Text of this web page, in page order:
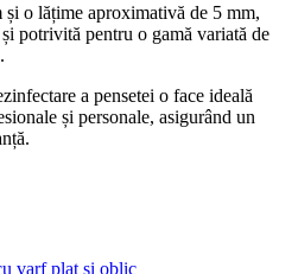
o lățime aproximativă de 5 mm,
potrivită pentru o gamă variată de
a pensetei o face ideală
și personale, asigurând un